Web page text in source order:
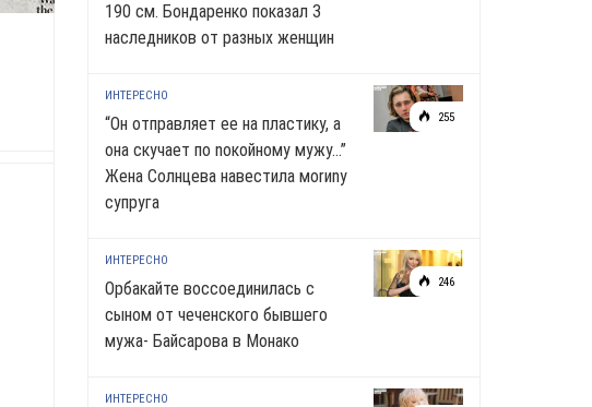
190 см. Бондаренко показал 3
наследников от разных женщин
255
ИНТЕРЕСНО
“Он отправляет ее на пластику, а
она скучает по noкoйномy мужу…”
Жена Солнцева навестила моrиnу
супруга
246
ИНТЕРЕСНО
Орбакайте воссоединилась с
сыном от чеченского бывшего
мужа- Байсарова в Монако
ИНТЕРЕСНО